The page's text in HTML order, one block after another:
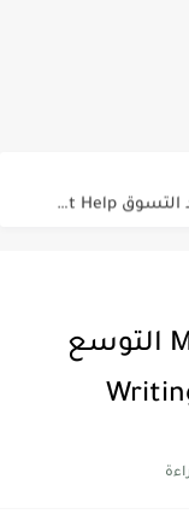
شرح ميقا قول 5 Mega Goal التوسع